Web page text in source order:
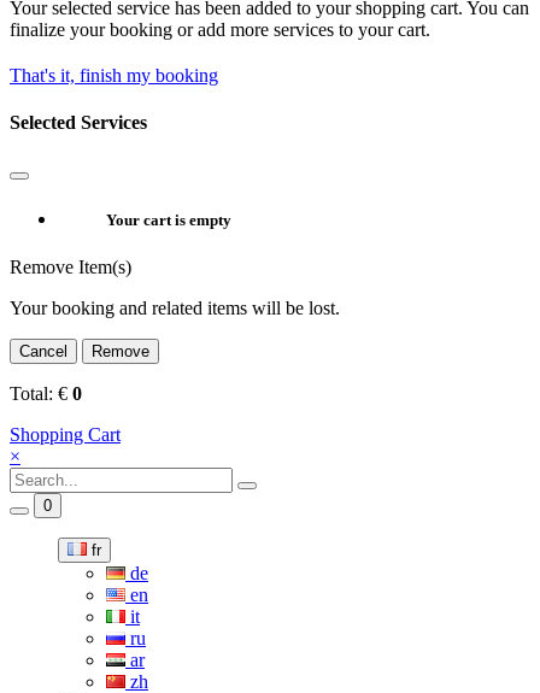
Your selected service has been added to your shopping cart. You can
finalize your booking or add more services to your cart.
That's it, finish my booking
Selected Services
Your cart is empty
Remove Item(s)
Your booking and related items will be lost.
Cancel Remove
Total: € 0
Shopping Cart
×
0
fr
de
en
it
ru
ar
zh